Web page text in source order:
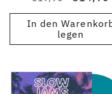
Preis
In den
legen